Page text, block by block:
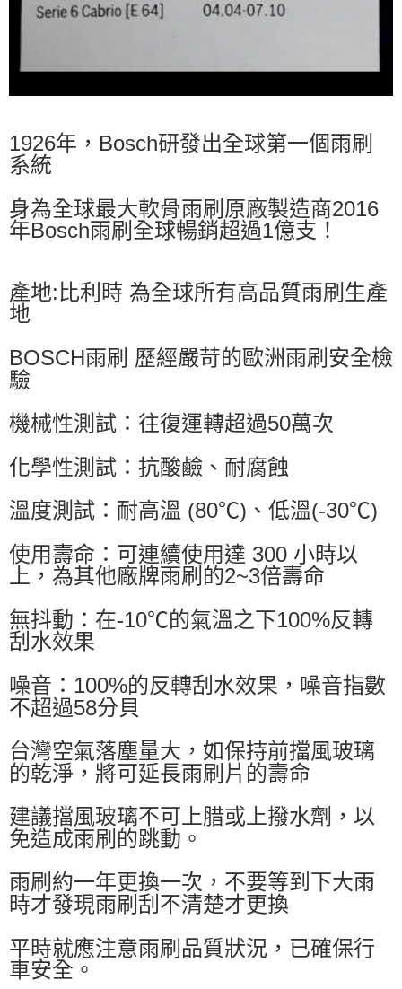
1926年，Bosch研發出全球第一個雨刷
系統
身為全球最大軟骨雨刷原廠製造商2016
年Bosch雨刷全球暢銷超過1億支！
產地:比利時 為全球所有高品質雨刷生產
地
BOSCH雨刷 歷經嚴苛的歐洲雨刷安全檢
驗
機械性測試：往復運轉超過50萬次
化學性測試：抗酸鹼、耐腐蝕
溫度測試：耐高溫 (80℃)、低溫(-30℃)
使用壽命：可連續使用達 300 小時以
上，為其他廠牌雨刷的2~3倍壽命
無抖動：在-10℃的氣溫之下100%反轉
刮水效果
噪音：100%的反轉刮水效果，噪音指數
不超過58分貝
台灣空氣落塵量大，如保持前擋風玻璃
的乾淨，將可延長雨刷片的壽命
建議擋風玻璃不可上腊或上撥水劑，以
免造成雨刷的跳動。
雨刷約一年更換一次，不要等到下大雨
時才發現雨刷刮不清楚才更換
平時就應注意雨刷品質狀況，已確保行
車安全。